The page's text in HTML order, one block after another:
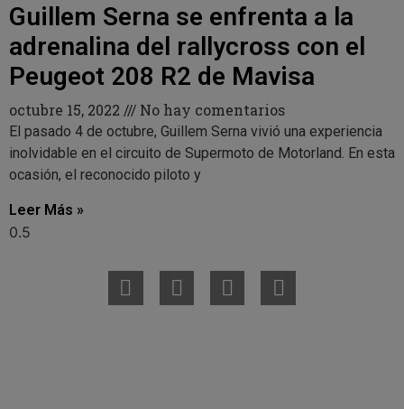
Guillem Serna se enfrenta a la
adrenalina del rallycross con el
Peugeot 208 R2 de Mavisa
octubre 15, 2022 No hay comentarios
El pasado 4 de octubre, Guillem Serna vivió una experiencia
inolvidable en el circuito de Supermoto de Motorland. En esta
ocasión, el reconocido piloto y
Leer Más »